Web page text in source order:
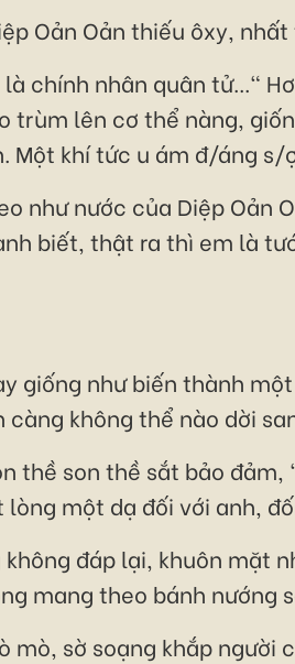
Oản Oản thiếu ôxy,
chính nhân quân tử..."
trùm lên cơ thể nàng,
Một khí tức u ám đ/áng
như nước của Diệp Oản
biết, thật ra thì em là
giống như biến thành
càng không thể nào dời
thề son thề sắt bảo
lòng một dạ đối với anh,
không đáp lại, khuôn mặt
mang theo bánh nướng
mò, sờ soạng khắp